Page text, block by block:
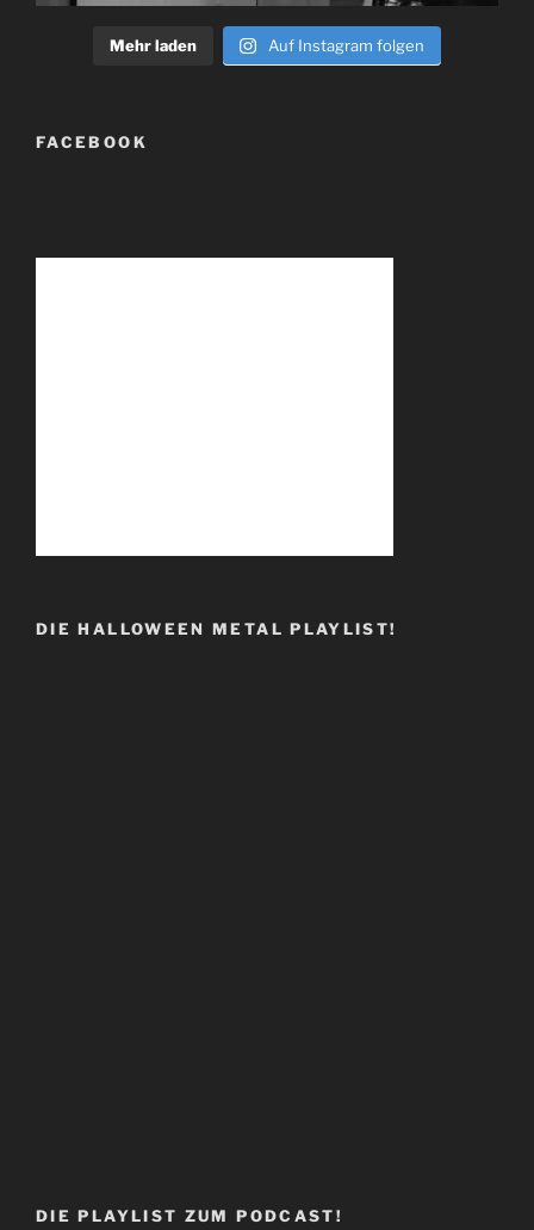
Mehr laden Auf Instagram folgen
FACEBOOK
DIE HALLOWEEN METAL PLAYLIST!
DIE PLAYLIST ZUM PODCAST!